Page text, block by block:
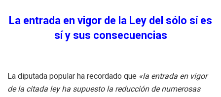
La entrada en vigor de la Ley del sólo sí es
sí y sus consecuencias
La diputada popular ha recordado que «la entrada en vigor
de la citada ley ha supuesto la reducción de numerosas